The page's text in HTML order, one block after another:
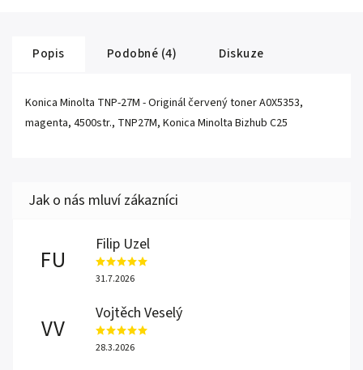
Popis Podobné (4) Diskuze
Konica Minolta TNP-27M - Originál červený toner A0X5353,
magenta, 4500str., TNP27M, Konica Minolta Bizhub C25
FU
Filip Uzel
31.7.2026
VV
Vojtěch Veselý
28.3.2026